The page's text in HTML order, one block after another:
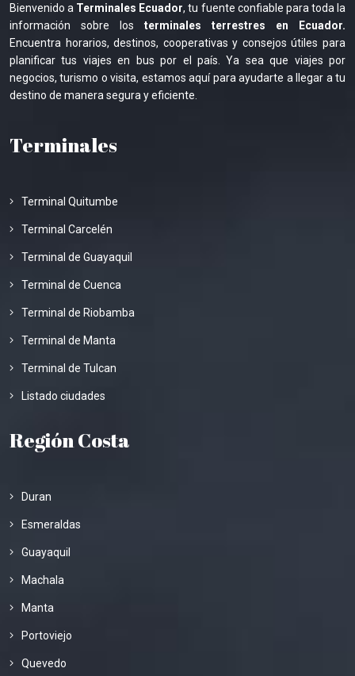
Bienvenido a Terminales Ecuador, tu fuente confiable para toda la
información sobre los terminales terrestres en Ecuador.
Encuentra horarios, destinos, cooperativas y consejos útiles para
planificar tus viajes en bus por el país. Ya sea que viajes por
negocios, turismo o visita, estamos aquí para ayudarte a llegar a tu
destino de manera segura y eficiente.
Terminales
Terminal Quitumbe
Terminal Carcelén
Terminal de Guayaquil
Terminal de Cuenca
Terminal de Riobamba
Terminal de Manta
Terminal de Tulcan
Listado ciudades
Región Costa
Duran
Esmeraldas
Guayaquil
Machala
Manta
Portoviejo
Quevedo